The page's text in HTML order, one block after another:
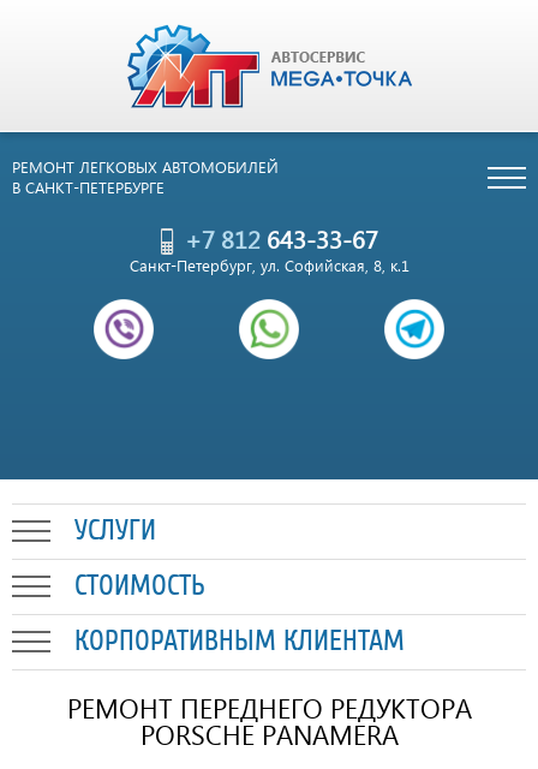
РЕМОНТ ЛЕГКОВЫХ АВТОМОБИЛЕЙ
В САНКТ-ПЕТЕРБУРГЕ
+7 812643-33-67
Санкт-Петербург, ул. Софийская, 8, к.1
УСЛУГИ
СТОИМОСТЬ
КОРПОРАТИВНЫМ КЛИЕНТАМ
РЕМОНТ ПЕРЕДНЕГО РЕДУКТОРА
PORSCHE PANAMERA